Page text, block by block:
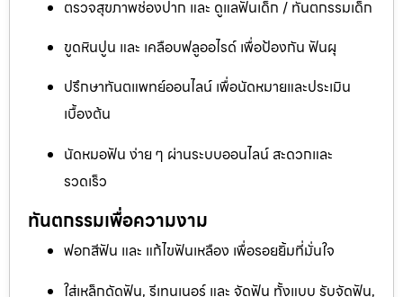
ตรวจสุขภาพช่องปาก และ ดูแลฟันเด็ก / ทันตกรรมเด็ก
ขูดหินปูน และ เคลือบฟลูออไรด์ เพื่อป้องกัน ฟันผุ
ปรึกษาทันตแพทย์ออนไลน์ เพื่อนัดหมายและประเมิน
เบื้องต้น
นัดหมอฟัน ง่าย ๆ ผ่านระบบออนไลน์ สะดวกและ
รวดเร็ว
ทันตกรรมเพื่อความงาม
ฟอกสีฟัน และ แก้ไขฟันเหลือง เพื่อรอยยิ้มที่มั่นใจ
ใส่เหล็กดัดฟัน, รีเทนเนอร์ และ จัดฟัน ทั้งแบบ รับจัดฟัน,